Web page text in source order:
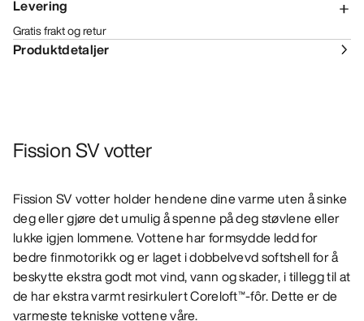
Levering
Gratis frakt og retur
Produktdetaljer
Fission SV votter
Fission SV votter holder hendene dine varme uten å sinke
deg eller gjøre det umulig å spenne på deg støvlene eller
lukke igjen lommene. Vottene har formsydde ledd for
bedre finmotorikk og er laget i dobbelvevd softshell for å
beskytte ekstra godt mot vind, vann og skader, i tillegg til at
de har ekstra varmt resirkulert Coreloft™-fôr. Dette er de
varmeste tekniske vottene våre.